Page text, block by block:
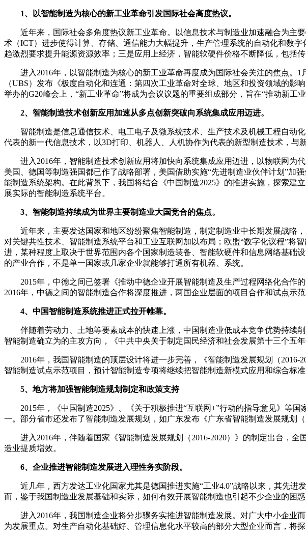
1、以智能制造为核心的新工业革命引发国际社会高度热议。
近年来，国际社会多角度热议新工业革命。以信息技术与制造业加速融合为主
术（ICT）进步使得计算、存储、通信能力大幅提升，生产管理系统的自动化和数
趋激烈要求提升能源资源效率；三是应用上经济，智能软硬件价格不断降低，包括
进入2016年，以智能制造为核心的新工业革命再度成为国际社会关注的焦点。1
（UBS）发布《极度自动化和连通：第四次工业革命对全球、地区和投资领域的
举办的G20峰会上，“新工业革命”将成为会议议题的重要组成部分，旨在“推动新
2、智能制造技术创新应用加速从多点创新突破向系统集成应用迈进。
智能制造是信息通信技术、电工电子及微系统技术、生产技术及机械工程自动
代表的新一代信息技术，以3D打印、机器人、人机协作为代表的新型制造技术，与
进入2016年，智能制造技术创新应用将加快向系统集成应用迈进，以物联网为
美国、德国等制造强国都已作了战略部署，美国借助实施“先进制造业伙伴计划”加
能制造系统架构。在此背景下，我国将结合《中国制造2025》的推进实施，探索
展实际的智能制造系统平台。
3、智能制造持续成为世界主要制造业大国竞合的焦点。
近年来，主要发达国家和地区纷纷聚焦智能制造，制定制造业中长期发展战略
对关键共性技术、智能制造系统平台和工业互联网加以布局；欧盟“数字化议程”将
进，某种程度上取决于世界范围内各个国家制造装备、智能软硬件和信息网络基础
的产业合作，不是单一国家或几家企业就能够打通所有机器、系统。
2015年，中德之间已签署《推动中德企业开展智能制造及生产过程网络化合作
2016年，中德之间的智能制造合作将深度推进，两国企业层面的项目合作和试点示
4、中国智能制造系统推进正式拉开帷幕。
伴随着劳动力、土地等要素成本的快速上涨，中国制造业低成本竞争优势持续削
智能制造确立为的主攻方向，《中共中央关于制定国民经济和社会发展第十三个五
2016年，我国智能制造的顶层设计将进一步完善，《智能制造发展规划（2016-
智能制造试点示范项目，预计智能制造专项将继续把智能制造新模式应用和综合标
5、地方将加强智能制造规划制定和政策支持
2015年，《中国制造2025》、《关于积极推进“互联网+”行动的指导意见》等国
一。部分省市还发布了智能制造发展规划，如广东发布《广东省智能制造发展规划
进入2016年，伴随着国家《智能制造发展规划（2016-2020）》的制定出台，全
造业提质增效。
6、企业推进智能制造发展进入理性务实阶段。
近几年，西方发达工业化国家尤其是德国推进实施“工业4.0”战略以来，其先进
而，鉴于我国制造业发展基础和实际，如何有效开展智能制造也引起不少企业的困
进入2016年，我国制造企业将分步骤务实推进智能制造发展。对广大中小企业
为发展重点。对生产自动化基础好、管理信息化水平较高的部分大型企业而言，将